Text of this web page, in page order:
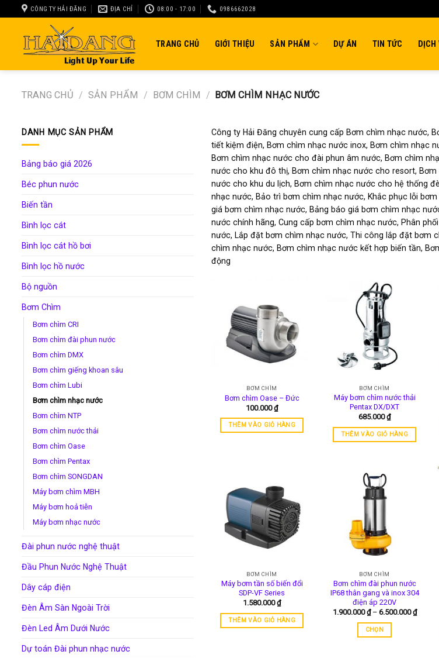
to
CÔNG TY HẢI ĐĂNG ĐỊA CHỈ 08:00 - 17:00 0986662028
TRANG CHỦ GIỚI THIỆU SẢN PHẨM DỰ ÁN TIN TỨC DỊCH
TRANG CHỦ / SẢN PHẨM / BƠM CHÌM / BƠM CHÌM NHẠC NƯỚC
DANH MỤC SẢN PHẨM
Bảng báo giá 2026
Béc phun nước
Biến tần
Bình lọc cát
Bình lọc cát hồ bơi
Bình lọc hồ nước
Bộ nguồn
Bơm Chìm
Bơm chìm CRI
Bơm chìm đài phun nước
Bơm chìm DMX
Bơm chìm giếng khoan sâu
Bơm chìm Lubi
Bơm chìm nhạc nước
Bơm chìm NTP
Bơm chìm nước thải
Bơm chìm Oase
Bơm chìm Pentax
Bơm chìm SONGDAN
Máy bơm chìm MBH
Máy bơm hoả tiễn
Máy bơm nhạc nước
Đài phun nước nghệ thuật
Đầu Phun Nước Nghệ Thuật
Dây cáp điện
Đèn Âm Sàn Ngoài Trời
Đèn Led Âm Dưới Nước
Dự toán Đài phun nhạc nước
Công ty Hải Đăng chuyên cung cấp Bơm chìm nhạc nước,
tiết kiệm điện, Bơm chìm nhạc nước inox, Bơm chìm nhạc
Bơm chìm nhạc nước cho đài phun âm nước, Bơm chìm
nước cho khu đô thị, Bơm chìm nhạc nước cho resort,
nước cho khu du lịch, Bơm chìm nhạc nước cho hệ thống
nhạc nước, Bảo trì bơm chìm nhạc nước, Khắc phục lỗi
giá bơm chìm nhạc nước, Bảng báo giá bơm chìm nhạc
nước chính hãng, Cung cấp bơm chìm nhạc nước, Phân
nước, Lắp đặt bơm chìm nhạc nước, Thi công lắp đặt bơm
chìm nhạc nước, Bơm chìm nhạc nước kết hợp biến tần,
động
BƠM CHÌM
Bơm chìm Oase – Đức
100.000₫
THÊM VÀO GIỎ HÀNG
BƠM CHÌM
Máy bơm chìm nước thải
Pentax DX/DXT
685.000₫
THÊM VÀO GIỎ HÀNG
BƠM CHÌM
Máy bơm tần số biến đổi
SDP-VF Series
1.580.000₫
THÊM VÀO GIỎ HÀNG
BƠM CHÌM
Bơm chìm đài phun nước
IP68 thân gang và inox 304
điện áp 220V
1.900.000₫ – 6.500.000₫Khoảng
giá:
CHỌN